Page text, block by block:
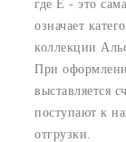
где Е - это
означает
коллекции
При
выставляется
поступают к
отгрузки.